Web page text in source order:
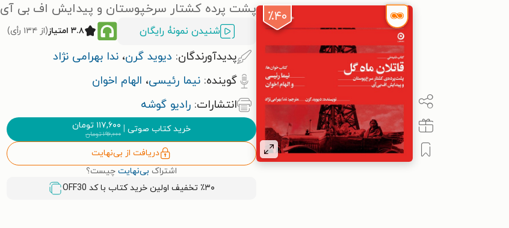
٪۴۰ پشت پرده کشتار سرخپوستان و پیدایش اف بی آی
شنیدن نمونۀ رایگان ۳.۸ امتیاز (از ۱۳۴ رأی)
پدیدآورندگان: دیوید گرن، ندا بهرامی نژاد
گوینده: نیما رئیسی، الهام اخوان
انتشارات: رادیو گوشه
خرید کتاب صوتی | ۱۱۷,۶۰۰ تومان
۱۹۶,۰۰۰تومان
دریافت از بی‌نهایت
اشتراک بی‌نهایت چیست؟
٪۳۰ تخفیف اولین خرید کتاب با کد
OFF30